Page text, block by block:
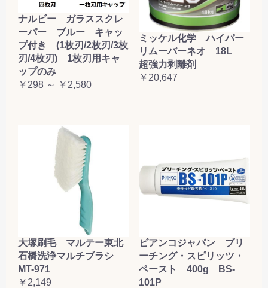
ナルビー ガラススクレ
ーパー ブルー キャッ
プ付き (1枚刃/2枚刃/3枚
刃/4枚刃) 1枚刃用キャ
ップのみ
￥298 ～ ￥2,580
ミッケル化学 ハイパー
リムーバーネオ 18L
超強力剥離剤
￥20,647
大塚刷毛 マルテー東北
石橋洗浄マルチブラシ
MT-971
￥2,149
ビアンコジャパン ブリ
ーチング・スピリッツ・
ペースト 400g BS-
101P